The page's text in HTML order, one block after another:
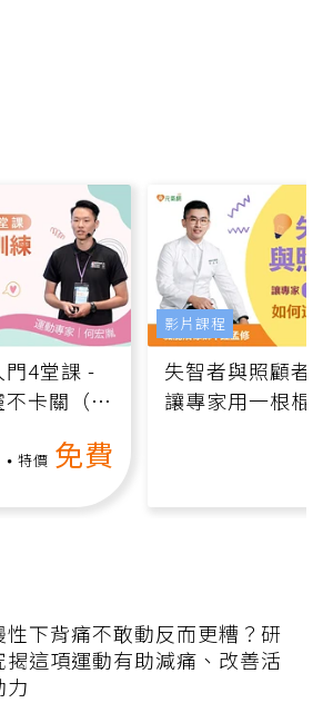
4堂課 -
卡關（線
特價 免費
失智者與照顧者
讓專家用一根棍
影片課程
性下背痛不敢動反而更糟？研
揭這項運動有助減痛、改善活
力